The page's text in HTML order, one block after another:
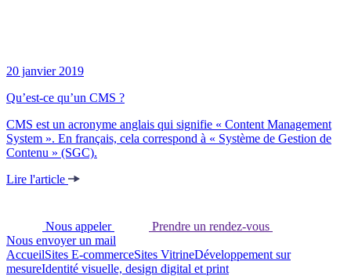
20 janvier 2019
Qu’est-ce qu’un CMS ?
CMS est un acronyme anglais qui signifie « Content Management
System ». En français, cela correspond à « Système de Gestion de
Contenu » (SGC).
Lire l'article
Nous appeler
Prendre un rendez-vous
Nous envoyer un mail
AccueilSites E-commerceSites VitrineDéveloppement sur
mesureIdentité visuelle, design digital et print